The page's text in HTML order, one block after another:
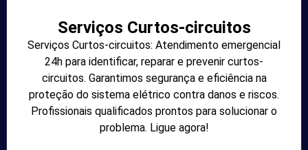
Serviços Curtos-circuitos
Serviços Curtos-circuitos: Atendimento emergencial
24h para identificar, reparar e prevenir curtos-
circuitos. Garantimos segurança e eficiência na
proteção do sistema elétrico contra danos e riscos.
Profissionais qualificados prontos para solucionar o
problema. Ligue agora!